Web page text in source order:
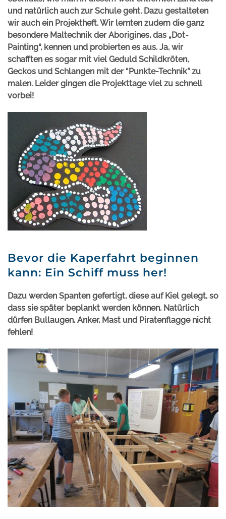
und natürlich auch zur Schule geht. Dazu gestalteten
wir auch ein Projektheft. Wir lernten zudem die ganz
besondere Maltechnik der Aborigines, das „Dot-
Painting“, kennen und probierten es aus. Ja, wir
schafften es sogar mit viel Geduld Schildkröten,
Geckos und Schlangen mit der “Punkte-Technik” zu
malen. Leider gingen die Projekttage viel zu schnell
vorbei!
Bevor die Kaperfahrt beginnen
kann: Ein Schiff muss her!
Dazu werden Spanten gefertigt, diese auf Kiel gelegt, so
dass sie später beplankt werden können. Natürlich
dürfen Bullaugen, Anker, Mast und Piratenflagge nicht
fehlen!